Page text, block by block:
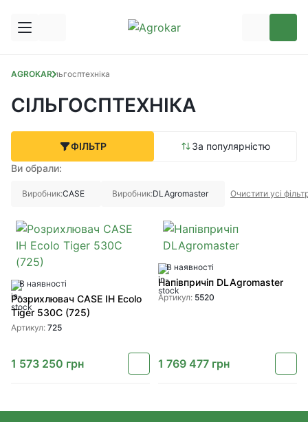
AGROKARСільгосптехніка
СІЛЬГОСПТЕХНІКА
ФІЛЬТР
За популярністю
Ви обрали:
Виробник:CASE Виробник:DLAgromaster Очистити усі
В наявності
Розрихлювач CASE IH Ecolo
Tiger 530C (725)
Артикул: 725
1 573 250 грн
В наявності
Напівпричіп DLAgromaster
Артикул: 5520
1 769 477 грн